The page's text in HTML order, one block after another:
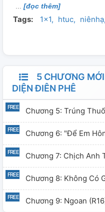
[đọc thêm]
Tags: 1x1 htuc niênhạ
5 CHƯƠNG
DIỆN ĐIÊN PHÊ
Chương 5: Trúng
Chương 6: "Để Em
Chương 7: Chịch Anh
Chương 8: Không Có
Chương 9: Ngoan